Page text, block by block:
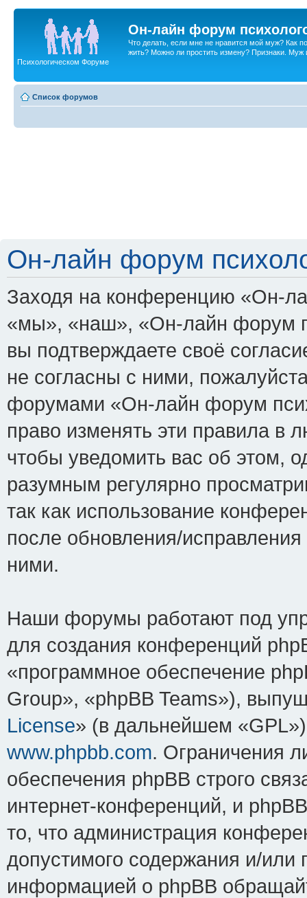
Он-лайн форум
Что делать, если мне не нравится мой муж? Как
жить? Можно ли простить измену? Признаки. Муж
Психологическом Форуме
Список форумов
Он-лайн форум
Заходя на конференцию «Он-
«мы», «наш», «Он-лайн форум
вы подтверждаете своё
не согласны с ними,
форумами «Он-лайн форум
право изменять эти правила в
чтобы уведомить вас об этом,
разумным регулярно
так как использование
после обновления/
ними.
Наши форумы работают под
для создания конференций
«программное обеспечение
Group», «phpBB Teams»),
License» (в дальнейшем
www.phpbb.com. Ограничения
обеспечения phpBB строго
интернет-конференций, и
то, что администрация
допустимого содержания и/или
информацией о phpBB